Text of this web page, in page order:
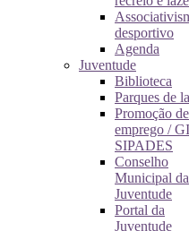
desportivo
Agenda
Juventude
Biblioteca
Parques de
Promoção de
emprego /
SIPADES
Conselho
Municipal da
Juventude
Portal da
Juventude